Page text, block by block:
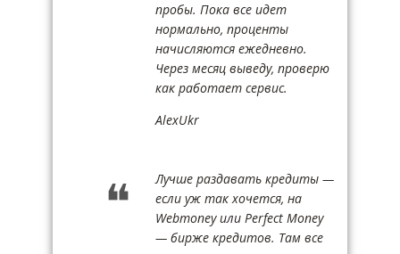
пробы. Пока все идет
нормально, проценты
начисляются ежедневно.
Через месяц выведу, проверю
как работает сервис.
AlexUkr
Лучше раздавать кредиты —
если уж так хочется, на
Webmoney или Perfect Money
— бирже кредитов. Там все